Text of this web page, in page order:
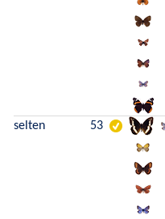
selten 53